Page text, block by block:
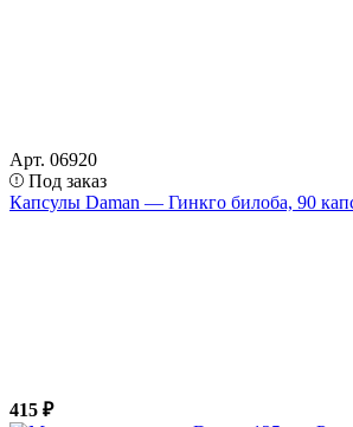
Арт. 06920
Под заказ
Капсулы Daman — Гинкго билоба, 90
415 ₽